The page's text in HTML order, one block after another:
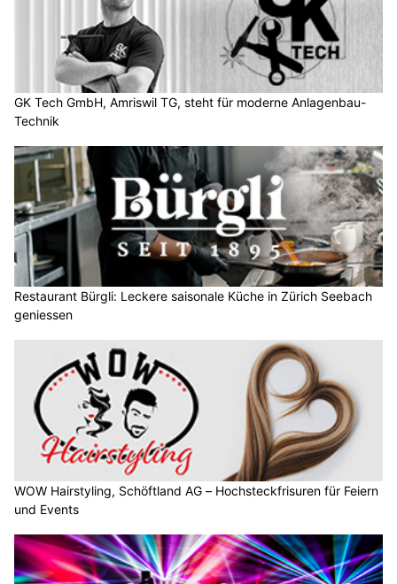
GK Tech GmbH, Amriswil TG, steht für moderne Anlagenbau-
Technik
Restaurant Bürgli: Leckere saisonale Küche in Zürich Seebach
geniessen
WOW Hairstyling, Schöftland AG – Hochsteckfrisuren für Feiern
und Events